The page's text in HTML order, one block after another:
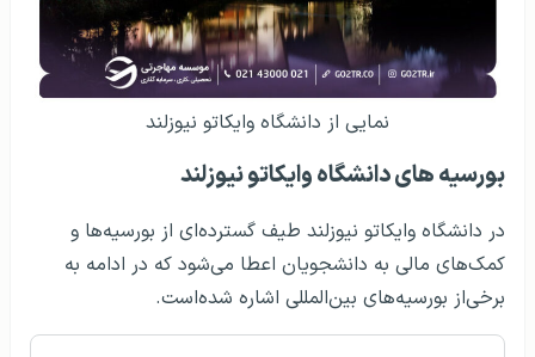
نمایی از دانشگاه وایکاتو نیوزلند
بورسیه‌ های دانشگاه وایکاتو نیوزلند
در دانشگاه وایکاتو نیوزلند طیف گسترده‌ای از بورسیه‌ها و
کمک‌های مالی به دانشجویان اعطا می‌شود که در ادامه به
برخی‌از بورسیه‌های بین‌المللی اشاره شده‌است.